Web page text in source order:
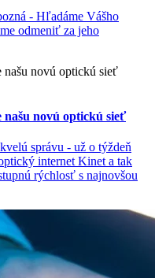
- Hľadáme Vášho
odmeniť za jeho
našu novú optickú sieť
správu - už o týždeň
internet Kinet a tak
rýchlosť s najnovšou